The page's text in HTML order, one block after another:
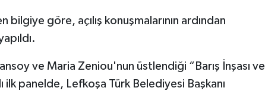
göre, açılış konuşmalarının ardından
ve Maria Zeniou'nun üstlendiği “Barış İnşası ve
ilk panelde, Lefkoşa Türk Belediyesi Başkanı